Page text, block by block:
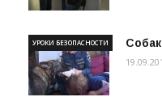
УРОКИ БЕЗОПАСНОСТИ